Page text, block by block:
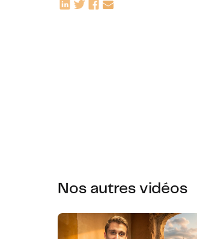
Nos autres vidéos